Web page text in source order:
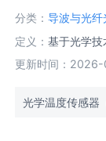
分类：导波与光纤
定义：基于光学
更新时间：
光学温度传感器